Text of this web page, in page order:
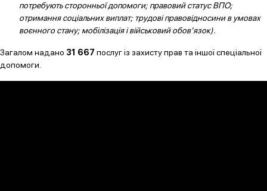
потребують сторонньої допомоги; правовий статус ВПО;
отримання соціальних виплат; трудові правовідносини в умовах
воєнного стану; мобілізація і військовий обов’язок).
Загалом надано 31 667 послуг із захисту прав та іншої спеціальної
допомоги.